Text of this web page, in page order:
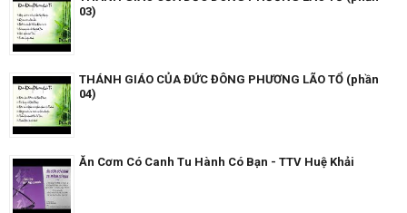
03)
THÁNH GIÁO CỦA ĐỨC ĐÔNG PHƯƠNG LÃO TỔ (phần
04)
Ăn Cơm Có Canh Tu Hành Có Bạn - TTV Huệ Khải